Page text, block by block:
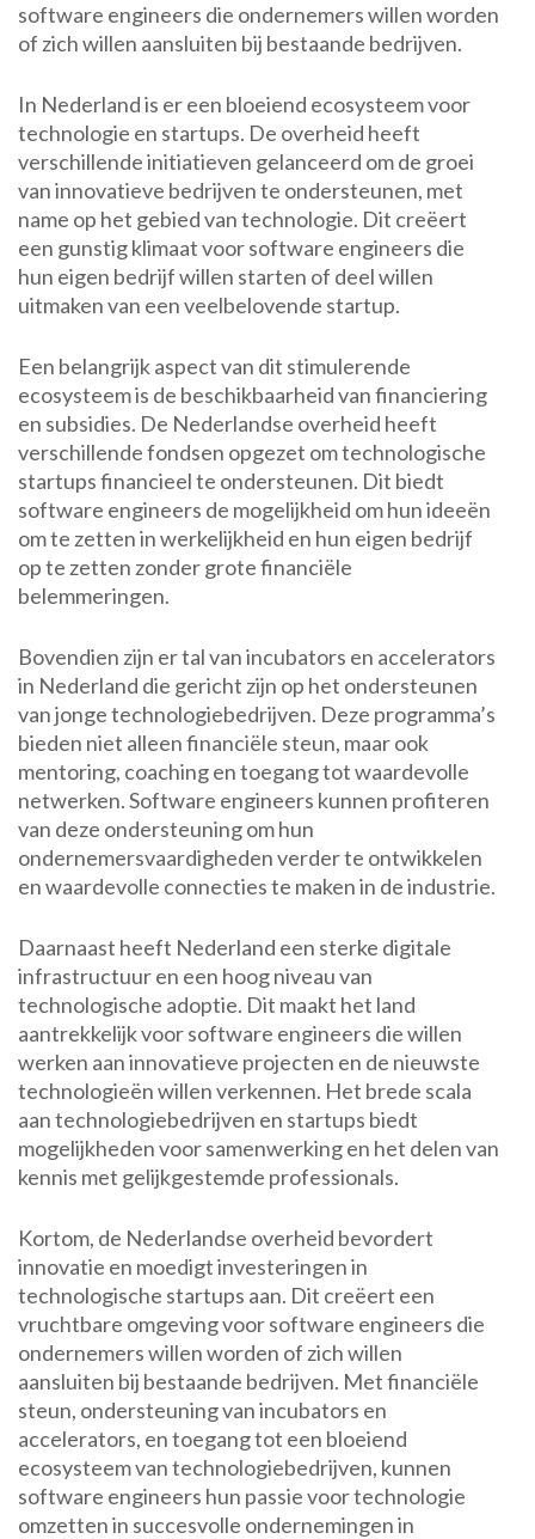
software engineers die ondernemers willen worden
of zich willen aansluiten bij bestaande bedrijven.
In Nederland is er een bloeiend ecosysteem voor
technologie en startups. De overheid heeft
verschillende initiatieven gelanceerd om de groei
van innovatieve bedrijven te ondersteunen, met
name op het gebied van technologie. Dit creëert
een gunstig klimaat voor software engineers die
hun eigen bedrijf willen starten of deel willen
uitmaken van een veelbelovende startup.
Een belangrijk aspect van dit stimulerende
ecosysteem is de beschikbaarheid van financiering
en subsidies. De Nederlandse overheid heeft
verschillende fondsen opgezet om technologische
startups financieel te ondersteunen. Dit biedt
software engineers de mogelijkheid om hun ideeën
om te zetten in werkelijkheid en hun eigen bedrijf
op te zetten zonder grote financiële
belemmeringen.
Bovendien zijn er tal van incubators en accelerators
in Nederland die gericht zijn op het ondersteunen
van jonge technologiebedrijven. Deze programma’s
bieden niet alleen financiële steun, maar ook
mentoring, coaching en toegang tot waardevolle
netwerken. Software engineers kunnen profiteren
van deze ondersteuning om hun
ondernemersvaardigheden verder te ontwikkelen
en waardevolle connecties te maken in de industrie.
Daarnaast heeft Nederland een sterke digitale
infrastructuur en een hoog niveau van
technologische adoptie. Dit maakt het land
aantrekkelijk voor software engineers die willen
werken aan innovatieve projecten en de nieuwste
technologieën willen verkennen. Het brede scala
aan technologiebedrijven en startups biedt
mogelijkheden voor samenwerking en het delen van
kennis met gelijkgestemde professionals.
Kortom, de Nederlandse overheid bevordert
innovatie en moedigt investeringen in
technologische startups aan. Dit creëert een
vruchtbare omgeving voor software engineers die
ondernemers willen worden of zich willen
aansluiten bij bestaande bedrijven. Met financiële
steun, ondersteuning van incubators en
accelerators, en toegang tot een bloeiend
ecosysteem van technologiebedrijven, kunnen
software engineers hun passie voor technologie
omzetten in succesvolle ondernemingen in